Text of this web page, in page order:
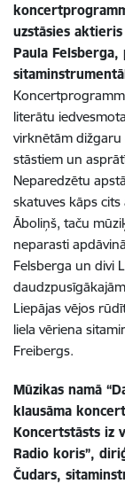
uzstāsies
Paula Felsberga,
literātu
virknētām dižgaru
stāstiem un
Neparedzētu
skatuves kāps
Āboliņš, taču
neparasti
Felsberga un divi
Liepājas vējos
liela vēriena
Freibergs.
Mūzikas namā
klausāma
Koncertstāsts iz
Radio koris”,
Čudars,